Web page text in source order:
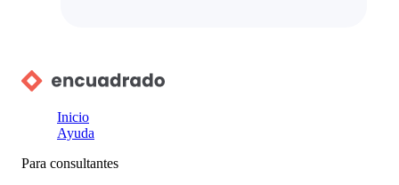
Inicio
Ayuda
Para consultantes